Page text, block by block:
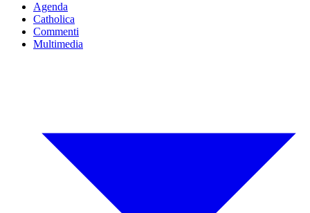
Agenda
Catholica
Commenti
Multimedia